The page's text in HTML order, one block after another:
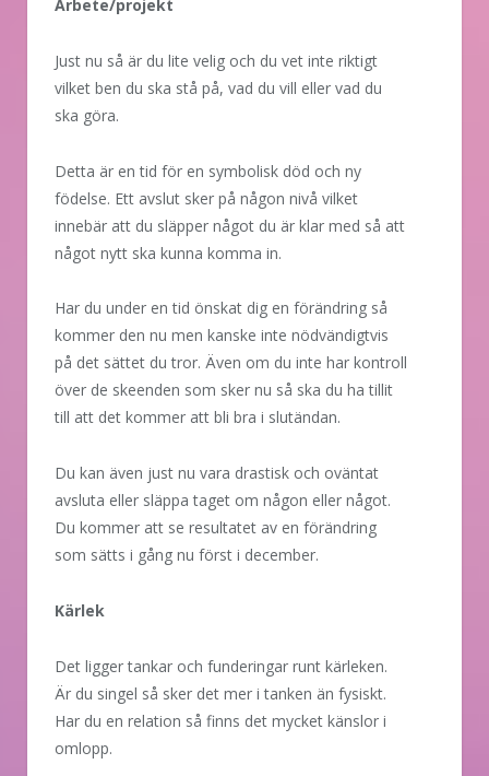
Arbete/projekt
Just nu så är du lite velig och du vet inte riktigt
vilket ben du ska stå på, vad du vill eller vad du
ska göra.
Detta är en tid för en symbolisk död och ny
födelse. Ett avslut sker på någon nivå vilket
innebär att du släpper något du är klar med så att
något nytt ska kunna komma in.
Har du under en tid önskat dig en förändring så
kommer den nu men kanske inte nödvändigtvis
på det sättet du tror. Även om du inte har kontroll
över de skeenden som sker nu så ska du ha tillit
till att det kommer att bli bra i slutändan.
Du kan även just nu vara drastisk och oväntat
avsluta eller släppa taget om någon eller något.
Du kommer att se resultatet av en förändring
som sätts i gång nu först i december.
Kärlek
Det ligger tankar och funderingar runt kärleken.
Är du singel så sker det mer i tanken än fysiskt.
Har du en relation så finns det mycket känslor i
omlopp.